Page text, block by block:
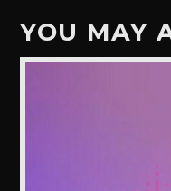
YOU MAY